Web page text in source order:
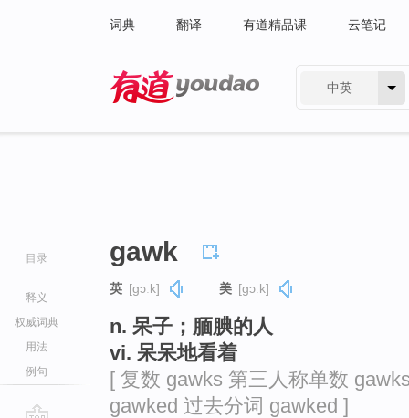
词典 翻译 有道精品课 云笔记
中英
目录
释义
权威词典
用法
例句
gawk
英 [ɡɔːk] 美 [ɡɔːk]
n. 呆子；腼腆的人
vi. 呆呆地看着
[ 复数 gawks 第三人称单数
gawked 过去分词 gawked ]